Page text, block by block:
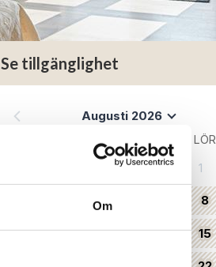
Om
Se tillgänglighet
Augusti 2026
TORS LÖR
1
5 8
33 10 11 12 13 14 15